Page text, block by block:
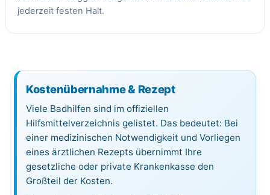
jederzeit festen Halt.
Kostenübernahme & Rezept
Viele Badhilfen sind im offiziellen
Hilfsmittelverzeichnis gelistet. Das bedeutet: Bei
einer medizinischen Notwendigkeit und Vorliegen
eines ärztlichen Rezepts übernimmt Ihre
gesetzliche oder private Krankenkasse den
Großteil der Kosten.